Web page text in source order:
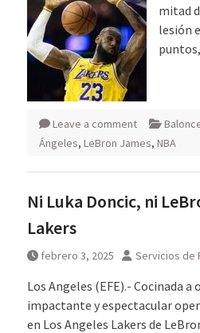
mitad
lesión
Leave a comment
Ángeles, LeBron James, NBA
Ni Luka Doncic, ni
Lakers
febrero 3, 2025 Servicios de
Los Angeles (EFE).- Cocinada
impactante y espectacular
en Los Angeles Lakers de